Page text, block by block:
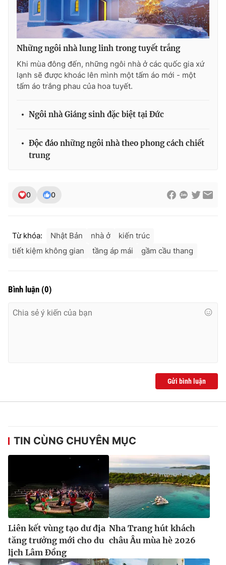
Ðiện thoại Thời báo VTV:
024.66 897 897
Email:toasoan@vtv.vn
Liên hệ quảng cáo:024-7300.7108
thông tin từ website này.
Những ngôi nhà lung linh trong tuyết trắng
Khi mùa đông đến, những ngôi nhà ở các quốc gia xứ
lạnh sẽ được khoác lên mình một tấm áo mới - một
tấm áo trắng phau của hoa tuyết.
Ngôi nhà Giáng sinh đặc biệt tại Đức
Độc đáo những ngôi nhà theo phong cách chiết
trung
0 0
Từ khóa: Nhật Bản nhà ở
kiến trúc
tiết kiệm không gian
tầng áp mái gầm cầu thang
Bình luận (0)
Gửi bình luận
TIN CÙNG CHUYÊN MỤC
Liên kết vùng tạo dư địa
tăng trưởng mới cho du
lịch Lâm Đồng
Nha Trang hút khách
châu Âu mùa hè 2026